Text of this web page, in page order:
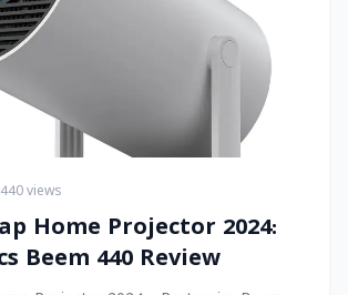
440 views
Home Projector 2024:
Beem 440 Review